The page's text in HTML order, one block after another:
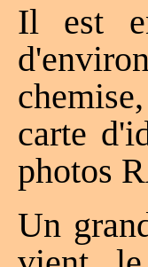
Il est
carte
photos
Un